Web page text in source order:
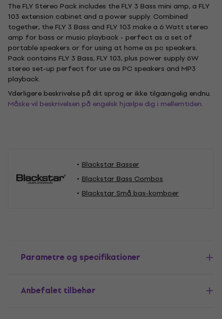
The FLY Stereo Pack includes the FLY 3 Bass mini amp, a FLY
103 extension cabinet and a power supply. Combined
together, the FLY 3 Bass and FLY 103 make a 6 Watt stereo
amp for bass or music playback - perfect as a set of
portable speakers or for using at home as pc speakers.
Pack contains FLY 3 Bass, FLY 103, plus power supply 6W
stereo set-up perfect for use as PC speakers and MP3
playback.
Yderligere beskrivelse på dit sprog er ikke tilgængelig endnu.
Måske vil beskrivelsen på engelsk hjælpe dig i mellemtiden.
Blackstar Basser
Blackstar Bass Combos
Blackstar Små bas-komboer
Parametre og specifikationer
Anbefalet tilbehør